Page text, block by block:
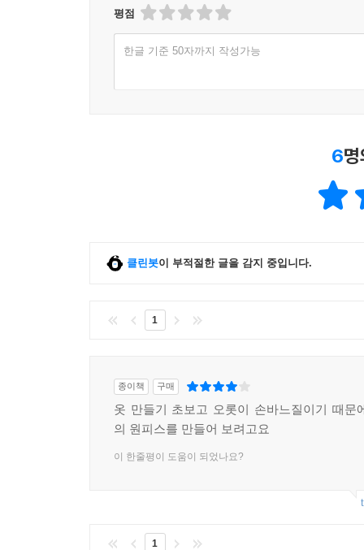
평점
한글 기준 50자까지 작성가능
6
클린봇이 부적절한 글을 감지 중입니다.
1
종이책 구매
옷 만들기 초보고 오롯이 손바느질이기 때문
의 원피스를 만들어 보려고요
이 한줄평이 도움이 되었나요?
1